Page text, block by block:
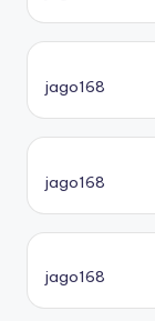
jago168
jago168
jago168